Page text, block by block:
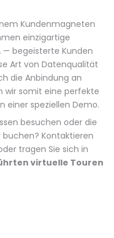
Kundenmagneten
einzigartige
— begeisterte Kunden
Art von Datenqualität
die Anbindung an
wir somit eine perfekte
einer speziellen Demo.
besuchen oder die
Kontaktieren
tragen Sie sich in
virtuelle Touren